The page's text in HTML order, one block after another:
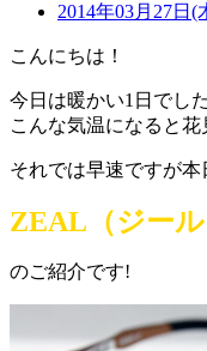
2014年03月27日(
こんにちは！
今日は暖かい1日でし
こんな気温になると
それでは早速ですが本
ZEAL（ジー
のご紹介です!